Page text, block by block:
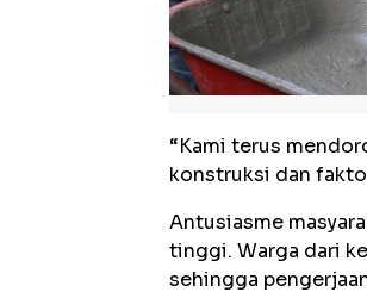
“Kami terus
konstruksi dan
Antusiasme
tinggi. Warga dari
sehingga